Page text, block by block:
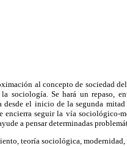
al concepto de sociedad
sociología. Se hará un repaso,
desde el inicio de la segunda
seguir la vía sociológico-
a pensar determinadas
teoría sociológica,